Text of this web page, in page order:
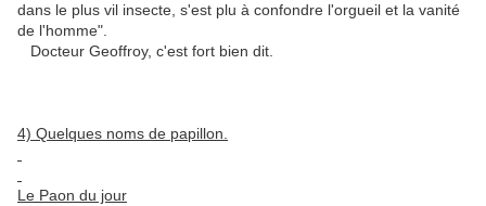
dans le plus vil insecte, s'est plu à confondre l'orgueil et la vanité
de l'homme".
Docteur Geoffroy, c'est fort bien dit.
4) Quelques noms de papillon.
Le Paon du jour